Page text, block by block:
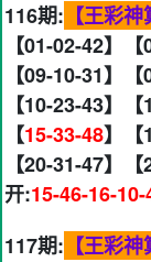
116期: 【王彩神
【01-02-42】
【09-10-31】
【10-23-43】
【15-33-48】【
【20-31-47】
开:15-46-16-
117期: 【王彩神